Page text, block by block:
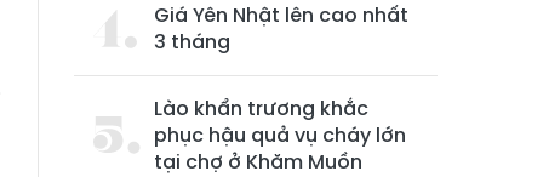
Giá Yên Nhật lên cao nhất
3 tháng
Lào khẩn trương khắc
phục hậu quả vụ cháy lớn
tại chợ ở Khăm Muồn